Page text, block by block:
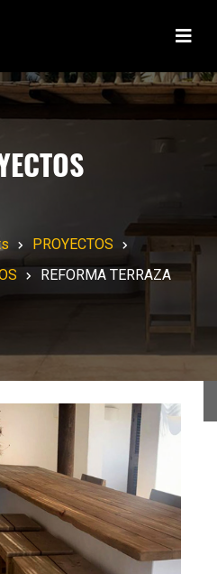
PROYECTOS
REFORMA TERRAZA